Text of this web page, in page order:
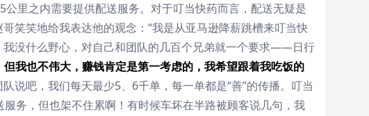
里之内需要提供配送服务。对于叮当快药而言，配送无疑是
笑笑地给我表达他的观念：“我是从亚马逊降薪跳槽来叮当快
没什么野心，对自己和团队的几百个兄弟就一个要求——日行
但我也不伟大，赚钱肯定是第一考虑的，我希望跟着我吃饭的
说吧，我们每天最少5、6千单，每一单都是“善”的传播。叮当
务，但也架不住累啊！有时候车坏在半路被顾客说几句，我